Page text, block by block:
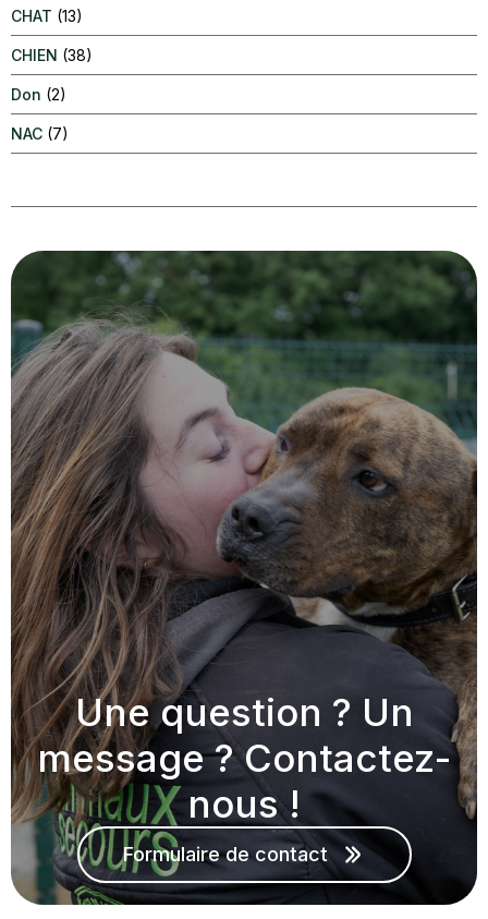
CHAT (13)
CHIEN (38)
Don (2)
NAC (7)
Une question ? Un
message ? Contactez-
nous !
Formulaire de contact